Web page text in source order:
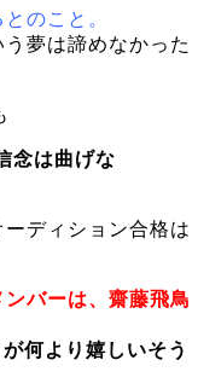
のこと。
夢は諦めなかった
念は曲げな
ディション合格は
バーは、齋藤飛鳥
何より嬉しいそう